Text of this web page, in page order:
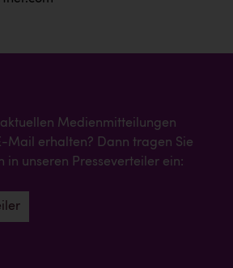
Medienmitteilungen
Mail erhalten? Dann tragen Sie
in unseren Presseverteiler ein: